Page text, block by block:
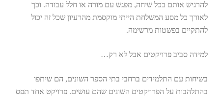
להרגיש אותם בכל שיחה, מפגש עם מורה או חלל עבודה. וכך
לאורך כל מסע המשלחת הייתי מוקסמת מהרעיון שכל זה יכול
להתקיים בפשטות מרשימה.
למידה סביב פרויקטים אבל לא רק…
בשיחות עם התלמידים ברחבי בתי הספר השונים, הם שיתפו
בהתלהבות על הפרויקטים השונים שהם עושים. פרויקט אחד תפס